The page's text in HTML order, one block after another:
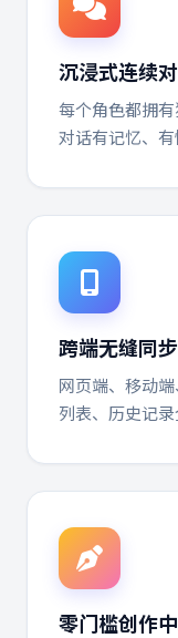
沉浸式连续
每个角色都拥
对话有记忆、有
跨端无缝同步
网页端、移动
列表、历史记录
零门槛创作